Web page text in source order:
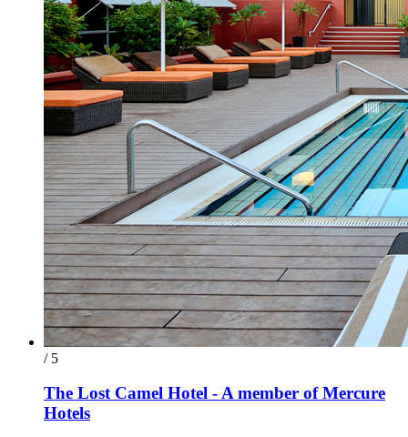
/ 5
The Lost Camel Hotel - A member of Mercure
Hotels